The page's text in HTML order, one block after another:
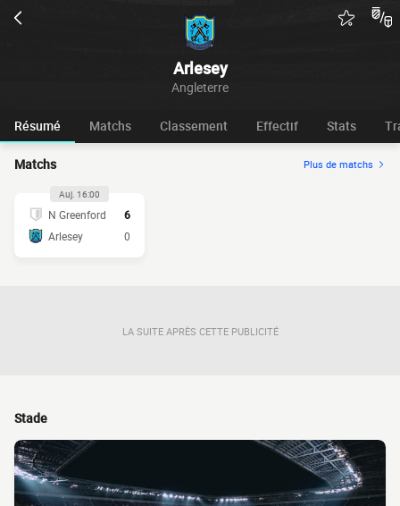
Arlesey
Angleterre
Résumé Matchs Classement Effectif Stats
Matchs Plus de matchs
Auj. 16:00
N Greenford
6
Arlesey
0
LA SUITE APRÈS CETTE PUBLICITÉ
Stade